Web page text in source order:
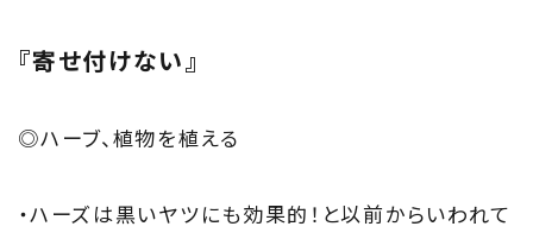
『寄せ付けない』
◎ハーブ、植物を植える
・ハーズは黒いヤツにも効果的！と以前からいわれて